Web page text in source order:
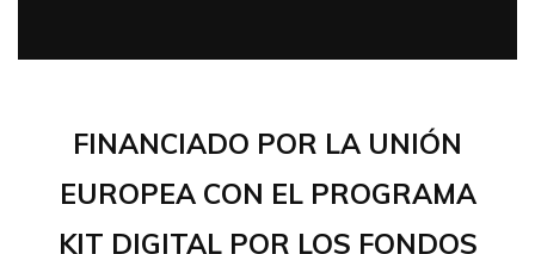
FINANCIADO POR LA UNIÓN
EUROPEA CON EL PROGRAMA
KIT DIGITAL POR LOS FONDOS